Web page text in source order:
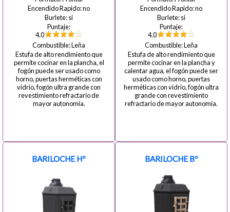
no
si
4.0
Leña
Estufa de alto rendimiento que
permite cocinar en la plancha, el
fogón puede ser usado como
horno, puertas herméticas con
vidrio, fogón ultra grande con
revestimiento refractario de
mayor autonomía.
no
si
4.0
Leña
Estufa de alto rendimiento que
permite cocinar en la plancha y
calentar agua, el fogón puede ser
usado como horno, puertas
herméticas con vidrio, fogón ultra
grande con revestimiento
refractario de mayor autonomía.
BARILOCHE Hº BARILOCHE Bº